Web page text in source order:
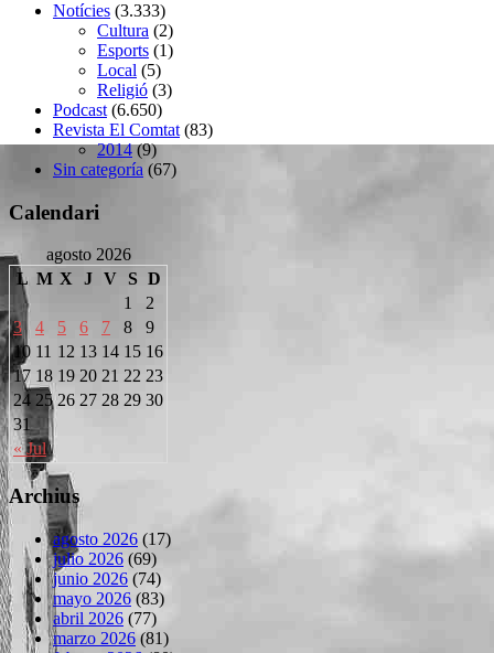
Notícies (3.333)
Cultura (2)
Esports (1)
Local (5)
Religió (3)
Podcast (6.650)
Revista El Comtat (83)
2014(9)
Sin categoría (67)
Calendari
agosto 2026
L M X J V S D
« Jul
1
2
3
4 5 6 7 8
9
10 11 12 13 14 15 16
17 18 19 20 21 22 23
24 25 26 27 28 29 30
31
Archius
agosto 2026 (17)
julio 2026 (69)
junio 2026 (74)
mayo 2026 (83)
abril 2026 (77)
marzo 2026 (81)